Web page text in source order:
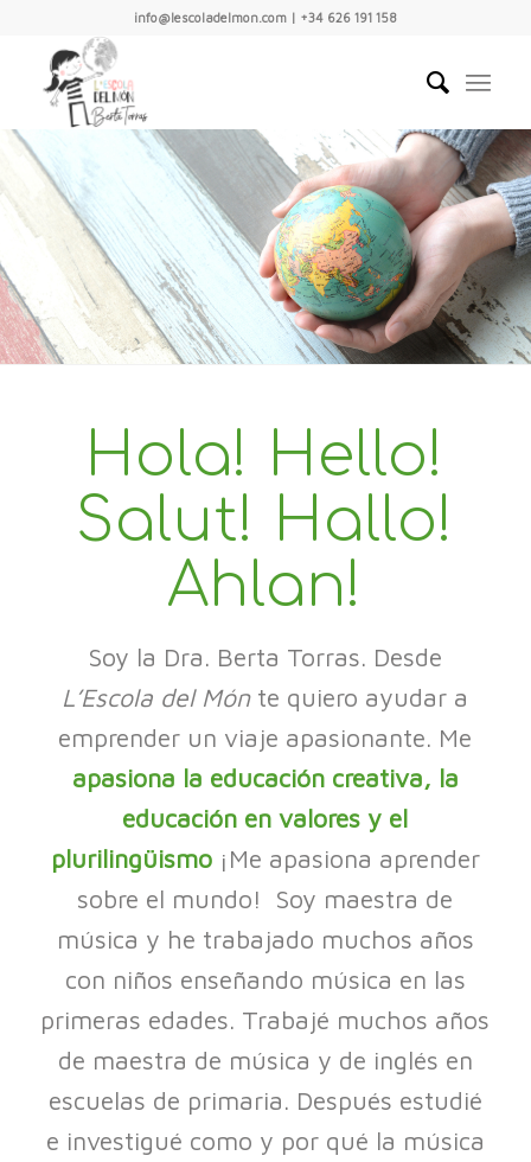
info@lescoladelmon.com | +34 626 191 158
Hola! Hello!
Salut! Hallo!
Ahlan!
Soy la Dra. Berta Torras. Desde
L’Escola del Mónte quiero ayudar a
emprender un viaje apasionante. Me
apasiona la educación creativa, la
educación en valores y el
plurilingüismo ¡Me apasiona aprender
sobre el mundo! Soy maestra de
música y he trabajado muchos años
con niños enseñando música en las
primeras edades. Trabajé muchos años
de maestra de música y de inglés en
escuelas de primaria. Después estudié
e investigué como y por qué la música